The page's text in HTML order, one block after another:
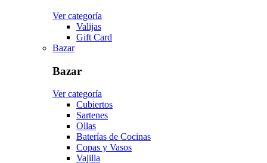
Ver categoría
Valijas
Gift Card
Bazar
Bazar
Ver categoría
Cubiertos
Sartenes
Ollas
Baterías de Cocinas
Copas y Vasos
Vajilla